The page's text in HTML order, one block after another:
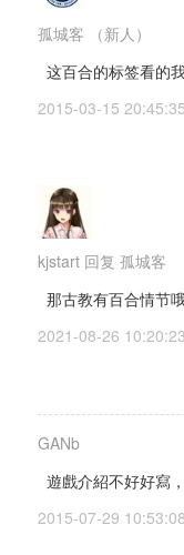
孤城客
（新人）
这百合的标签看的
2015-03-15 20:45:35
kjstart 回复 孤城客
那古教有百合情节
2021-08-26 10:20:23
GANb
遊戲介紹不好好寫
2015-07-29 10:53:08